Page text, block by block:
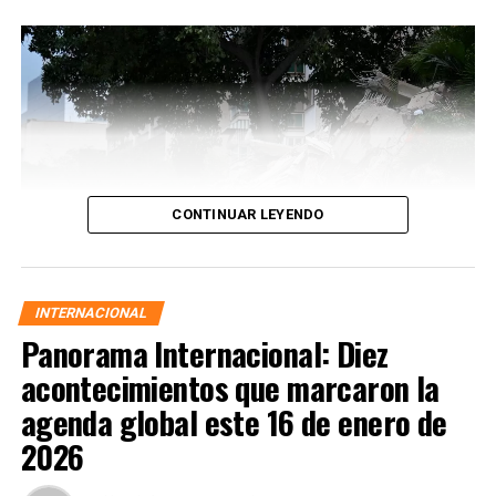
CONTINUAR LEYENDO
INTERNACIONAL
Panorama Internacional: Diez
acontecimientos que marcaron la
agenda global este 16 de enero de
2026